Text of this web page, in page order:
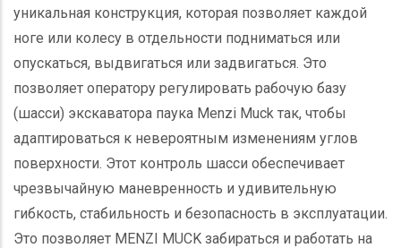
уникальная конструкция, которая позволяет каждой
ноге или колесу в отдельности подниматься или
опускаться, выдвигаться или задвигаться. Это
позволяет оператору регулировать рабочую базу
(шасси) экскаватора паука Menzi Muck так, чтобы
адаптироваться к невероятным изменениям углов
поверхности. Этот контроль шасси обеспечивает
чрезвычайную маневренность и удивительную
гибкость, стабильность и безопасность в эксплуатации.
Это позволяет MENZI MUCK забираться и работать на